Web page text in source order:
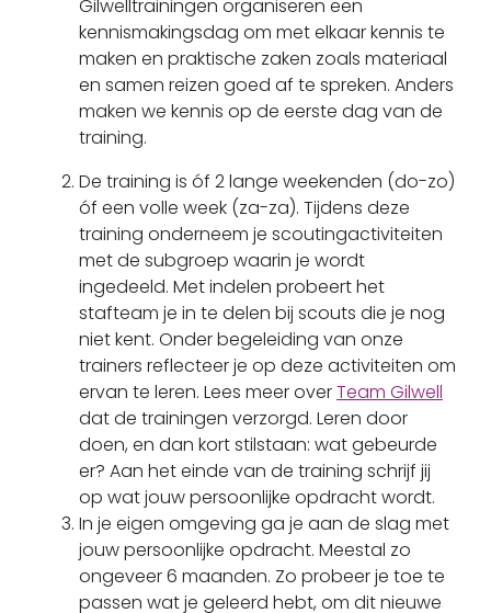
Gilwelltrainingen organiseren een
kennismakingsdag om met elkaar kennis te
maken en praktische zaken zoals materiaal
en samen reizen goed af te spreken. Anders
maken we kennis op de eerste dag van de
training.
De training is óf 2 lange weekenden (do-zo)
óf een volle week (za-za). Tijdens deze
training onderneem je scoutingactiviteiten
met de subgroep waarin je wordt
ingedeeld. Met indelen probeert het
stafteam je in te delen bij scouts die je nog
niet kent. Onder begeleiding van onze
trainers reflecteer je op deze activiteiten om
ervan te leren. Lees meer overTeam Gilwell
dat de trainingen verzorgd. Leren door
doen, en dan kort stilstaan: wat gebeurde
er? Aan het einde van de training schrijf jij
op wat jouw persoonlijke opdracht wordt.
In je eigen omgeving ga je aan de slag met
jouw persoonlijke opdracht. Meestal zo
ongeveer 6 maanden. Zo probeer je toe te
passen wat je geleerd hebt, om dit nieuwe